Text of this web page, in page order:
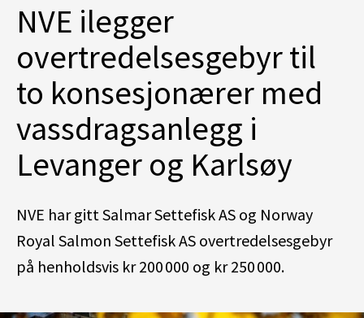
NVE ilegger
overtredelsesgebyr til
to konsesjonærer med
vassdragsanlegg i
Levanger og Karlsøy
NVE har gitt Salmar Settefisk AS og Norway
Royal Salmon Settefisk AS overtredelsesgebyr
på henholdsvis kr 200 000 og kr 250 000.